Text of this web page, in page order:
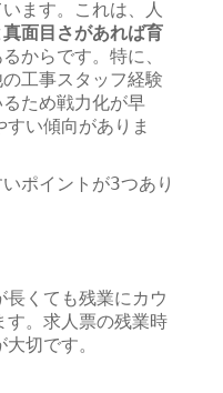
ます。これは、人
面目さがあれば育
からです。特に、
工事スタッフ経験
ため戦力化が早
い傾向がありま
ポイントが3つあり
くても残業にカウ
す。求人票の残業時
切です。